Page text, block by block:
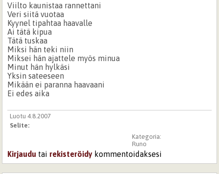
Viilto kaunistaa rannettani
Veri siitä vuotaa
Kyynel tipahtaa haavalle
Ai tätä kipua
Tätä tuskaa
Miksi hän teki niin
Miksei hän ajattele myös minua
Minut hän hylkäsi
Yksin sateeseen
Mikään ei paranna haavaani
Ei edes aika
Luotu 4.8.2007
Selite:
Kategoria:
Runo
Kirjaudu tai rekisteröidy kommentoidaksesi